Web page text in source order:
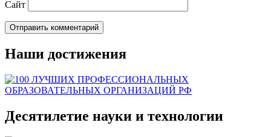
Сайт
Наши достижения
Десятилетие науки и технологии